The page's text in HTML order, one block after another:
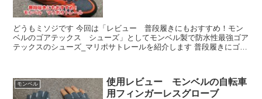
どうもミソジです 今回は「レビュー 普段履きにもおすすめ！モン
ベルのゴアテックス シューズ」としてモンベル製で防水性最強ゴア
テックスのシューズ_マリポサトレールを紹介します 普段履きにゴア
モンベル
使用レビュー モンベルの自転車
用フィンガーレスグローブ